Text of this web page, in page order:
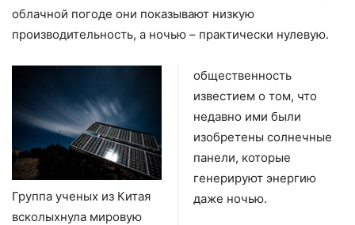
облачной погоде они показывают низкую
производительность, а ночью – практически нулевую.
Группа ученых из Китая
всколыхнула мировую
общественность
известием о том, что
недавно ими были
изобретены солнечные
панели, которые
генерируют энергию
даже ночью.